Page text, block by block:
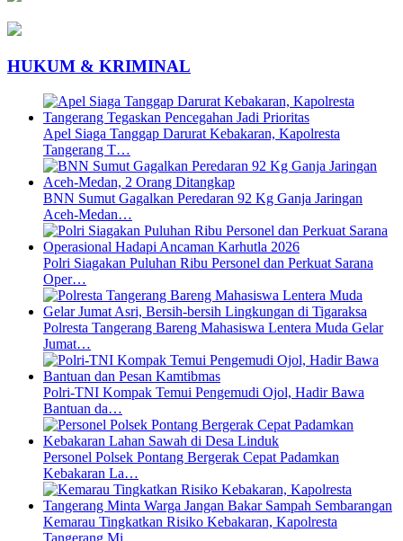
HUKUM & KRIMINAL
Apel Siaga Tanggap Darurat Kebakaran, Kapolresta
Tangerang T…
BNN Sumut Gagalkan Peredaran 92 Kg Ganja Jaringan
Aceh-Medan…
Polri Siagakan Puluhan Ribu Personel dan Perkuat Sarana
Oper…
Polresta Tangerang Bareng Mahasiswa Lentera Muda Gelar
Jumat…
Polri-TNI Kompak Temui Pengemudi Ojol, Hadir Bawa
Bantuan da…
Personel Polsek Pontang Bergerak Cepat Padamkan
Kebakaran La…
Kemarau Tingkatkan Risiko Kebakaran, Kapolresta
Tangerang Mi…